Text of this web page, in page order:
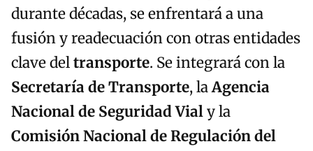
durante décadas, se enfrentará a una
fusión y readecuación con otras entidades
clave deltransporte. Se integrará con la
Secretaría de Transporte, laAgencia
Nacional de Seguridad Vialy la
Comisión Nacional de Regulación del